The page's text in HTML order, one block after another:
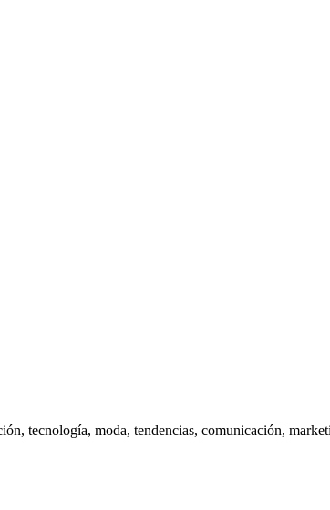
tecnología, moda, tendencias, comunicación,